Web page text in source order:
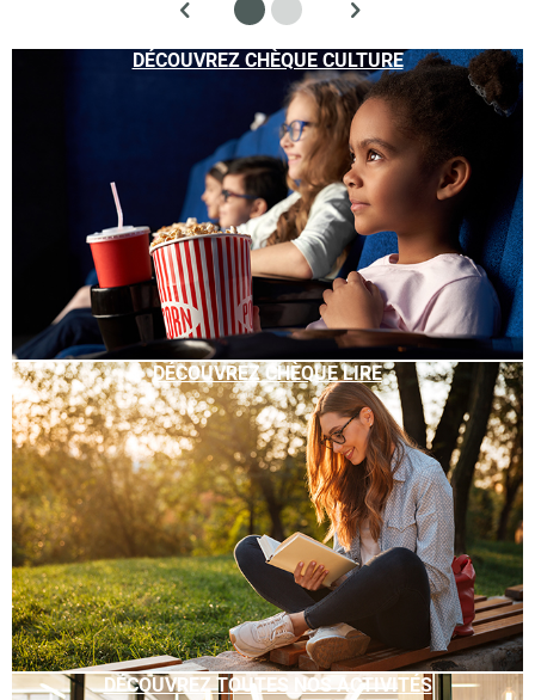
DÉCOUVREZ CHÈQUE CULTURE
DÉCOUVREZ CHÈQUE LIRE
DÉCOUVREZ TOUTES NOS ACTIVITÉS